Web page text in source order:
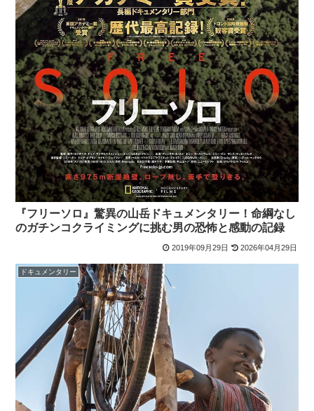
『フリーソロ』驚異の山岳ドキュメンタリー！命綱なし
のガチンコクライミングに挑む男の恐怖と感動の記録
2019年09月29日 2026年04月29日
ドキュメンタリー